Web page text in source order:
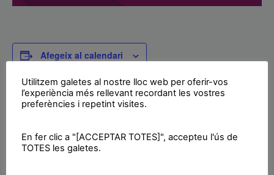
Afegeix al calendari
MOSTRA ELS DETALLS
08/03/2019
Categoria
ORGANITZADOR
Visualitza el lloc web de
Utilitzem galetes al nostre lloc web per oferir-vos
l’experiència més rellevant recordant les vostres
preferències i repetint visites.
En fer clic a "[ACCEPTAR TOTES]", accepteu l'ús de
TOTES les galetes.